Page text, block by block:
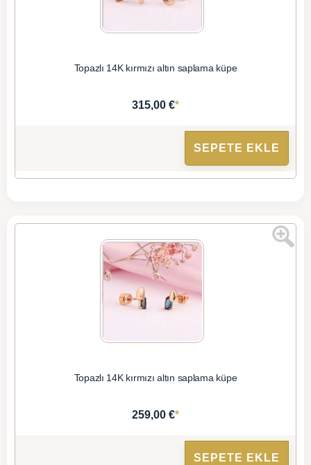
Topazlı 14K kırmızı altın saplama küpe
315,00 €*
SEPETE EKLE
Topazlı 14K kırmızı altın saplama küpe
259,00 €*
SEPETE EKLE